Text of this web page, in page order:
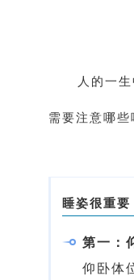
人的一
需要注意哪些
睡姿很重要
第一：
仰卧体